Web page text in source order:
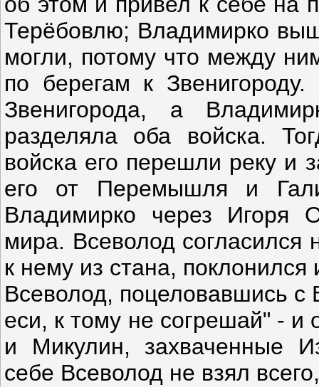
Терёбовлю; Владимирко
могли, потому что между
по берегам к
Звенигорода, а
разделяла оба войска.
войска его перешли реку и
его от Перемышля и
Владимирко через Игоря
мира. Всеволод
к нему из стана,
Всеволод, поцеловавшись
еси, к тому не согрешай" - и
и Микулин, захваченные
себе Всеволод не взял